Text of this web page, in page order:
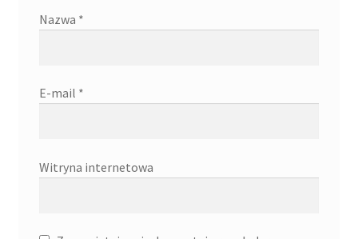
Nazwa *
E-mail *
Witryna internetowa